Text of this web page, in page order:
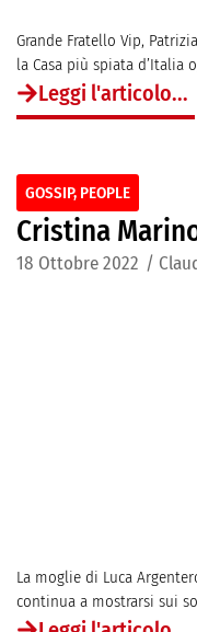
Grande Fratello Vip,
la Casa più spiata d’Italia
Leggi l'articolo...
GOSSIP, PEOPLE
Cristina
18 Ottobre 2022 /
La moglie di Luca
continua a mostrarsi sui